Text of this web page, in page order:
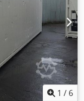
1 / 6